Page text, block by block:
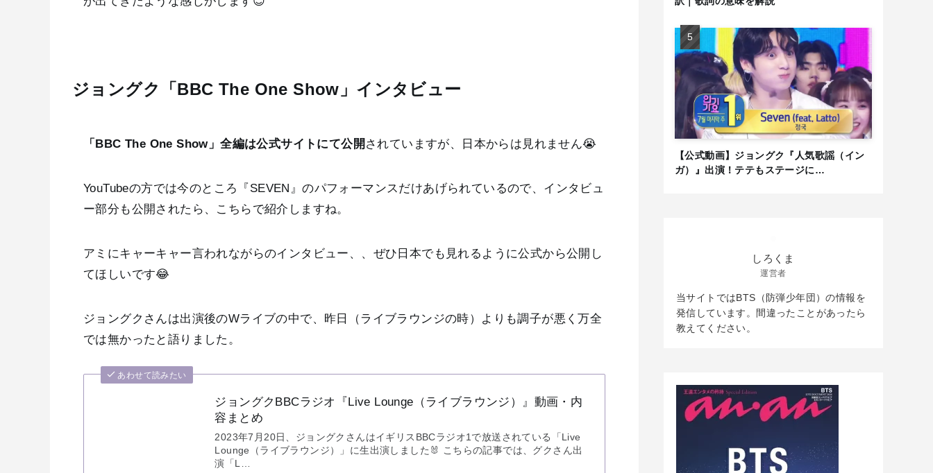
ジョングク「BBC The One Show」インタビュー
「BBC The One Show」全編は公式サイトにて公開 されていますが、日本からは見れません😭
YouTubeの方では今のところ『SEVEN』のパフォーマンスだけあげられているので、インタビュ
ー部分も公開されたら、こちらで紹介しますね。
アミにキャーキャー言われながらのインタビュー、、ぜひ日本でも見れるように公式から公開し
てほしいです😂
ジョングクさんは出演後のWライブの中で、昨日（ライブラウンジの時）よりも調子が悪く万全
では無かったと語りました。
あわせて読みたい
ジョングクBBCラジオ『Live Lounge（ライブラウンジ）』動画・内
容まとめ
2023年7月20日、ジョングクさんはイギリスBBCラジオ1で放送されている「Live
Lounge（ライブラウンジ）」に生出演しました🐰 こちらの記事では、グクさん出
演「L…
【公式動画】ジョングク『人気歌謡（イン
ガ）』出演！テテもステージに…
しろくま
運営者
当サイトではBTS（防弾少年団）の情報を
発信しています。間違ったことがあったら
教えてください。